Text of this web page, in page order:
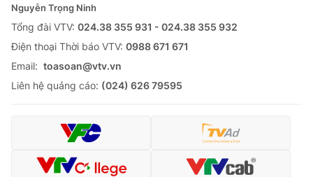
Nguyễn Trọng Ninh
Tổng đài VTV: 024.38 355 931 - 024.38 355 932
Ðiện thoại Thời báo VTV: 0988 671 671
Email: toasoan@vtv.vn
Liên hệ quảng cáo: (024) 626 79595